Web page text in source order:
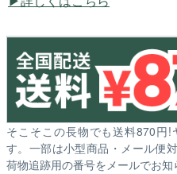
そこそこの長物でも送料870円
す。一部は小型商品・メール便
荷物追跡用の番号をメールでお知